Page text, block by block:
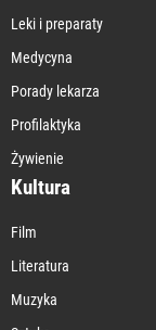
Leki i preparaty
Medycyna
Porady lekarza
Profilaktyka
Żywienie
Kultura
Film
Literatura
Muzyka